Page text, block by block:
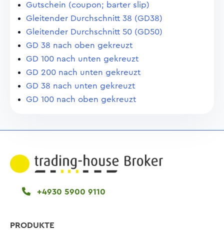
Gutschein (coupon; barter slip)
Gleitender Durchschnitt 38 (GD38)
Gleitender Durchschnitt 50 (GD50)
GD 38 nach oben gekreuzt
GD 100 nach unten gekreuzt
GD 200 nach unten gekreuzt
GD 38 nach unten gekreuzt
GD 100 nach oben gekreuzt
+4930 5900 9110
PRODUKTE